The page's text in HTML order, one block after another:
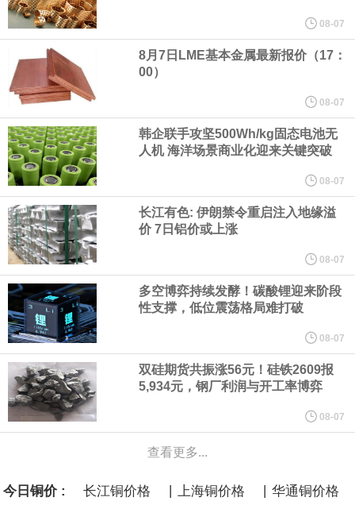
心技术等多项已商业化应用的核心技术并已应用于公司的高性能通
用人形机器人、四足机器人等产品。
美国总统特朗普6日否认他对国防部长赫格塞思不满，称对赫格塞思
所做的工作“非常满意”。特朗普在社交媒体上发帖称，一些媒体有关
他与赫格塞思就弹药短缺问题发生冲突的报道是“完全没有根据的谣
言”，他对赫格塞思所做的工作“非常满意”。
纽约期银突破64美元/盎司，日内涨3.91%。
据报道，威刚近日在法说会上表示，在需求增加、价格走高及货源
稳定的三大有利因素带动下，预期第3季度营运将优于第2季度，并
进一步扩大全年营运成果。
美国国会预算办公室（CBO）于当地时间5日发布报告称，美国海军
计划建造的15艘核动力“特朗普级”（Trump-class）战列舰，从研发
到采购的总费用可能高达2750亿美元，为美国有史以来最昂贵的水
08-07
8月7日LME基本金属最新报价（17：
00）
08-07
韩企联手攻坚500Wh/kg固态电池无
人机 海洋场景商业化迎来关键突破
08-07
长江有色: 伊朗禁令重启注入地缘溢
价 7日铝价或上涨
08-07
多空博弈持续发酵！碳酸锂迎来阶段
性支撑，低位震荡格局难打破
08-07
双硅期货共振涨56元！硅铁2609报
5,934元，钢厂利润与开工率博弈
08-07
查看更多...
今日铜价 : 长江铜价格 | 上海铜价格 | 华通铜价格